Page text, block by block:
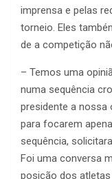
imprensa e pelas
torneio. Eles
de a competição
– Temos uma
numa sequência
presidente a nossa
para focarem
sequência,
Foi uma conversa
posição dos